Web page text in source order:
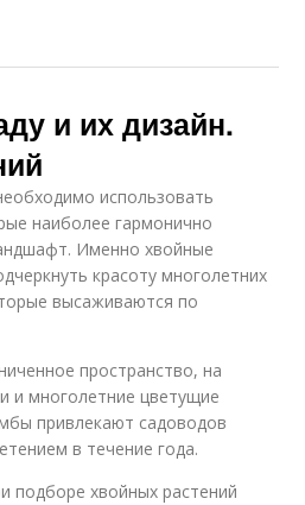
и их дизайн.
использовать
наиболее гармонично
Именно хвойные
красоту многолетних
высаживаются по
пространство, на
и многолетние цветущие
привлекают садоводов
в течение года.
подборе хвойных растений